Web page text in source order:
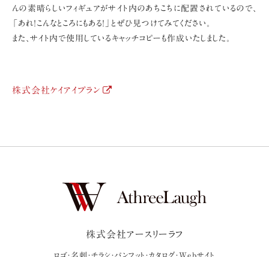
んの素晴らしいフィギュアがサイト内のあちこちに配置されているので、
「あれ！こんなところにもある！」とぜひ見つけてみてください。
また、サイト内で使用しているキャッチコピーも作成いたしました。
株式会社ケイアイプラン
株式会社アースリーラフ